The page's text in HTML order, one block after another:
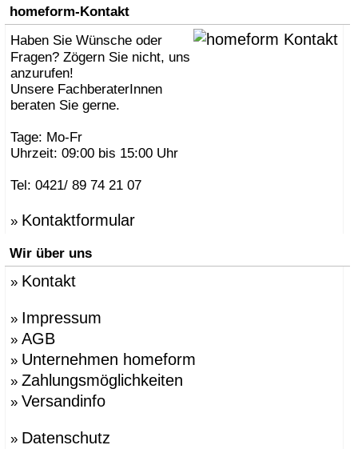
homeform-Kontakt
Haben Sie Wünsche oder
Fragen? Zögern Sie nicht, uns
anzurufen!
Unsere FachberaterInnen
beraten Sie gerne.
Tage: Mo-Fr
Uhrzeit: 09:00 bis 15:00 Uhr
Tel: 0421/ 89 74 21 07
» Kontaktformular
Wir über uns
» Kontakt
» Impressum
» AGB
» Unternehmen homeform
» Zahlungsmöglichkeiten
» Versandinfo
» Datenschutz